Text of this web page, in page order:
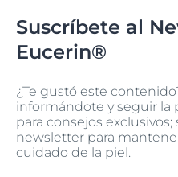
Suscríbete al
Eucerin®
¿Te gustó este
informándote y seguir la
para consejos
newsletter para
cuidado de la piel.